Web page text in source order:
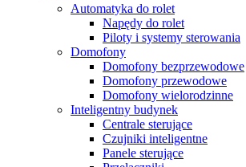
Automatyka do rolet
Napędy do rolet
Piloty i systemy sterowania
Domofony
Domofony bezprzewodowe
Domofony przewodowe
Domofony wielorodzinne
Inteligentny budynek
Centrale sterujące
Czujniki inteligentne
Panele sterujące